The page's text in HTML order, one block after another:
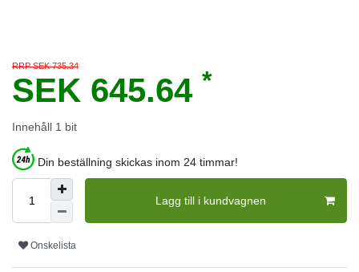
RRP SEK 735.34
SEK 645.64 *
Innehåll 1 bit
Din beställning skickas inom 24 timmar!
Lagg till i kundvagnen
Onskelista